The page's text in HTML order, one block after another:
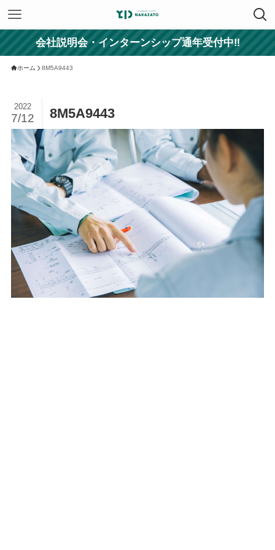
会社説明会・インターンシップ通年受付中‼
ホーム 8M5A9443
8M5A9443
2022
7/12